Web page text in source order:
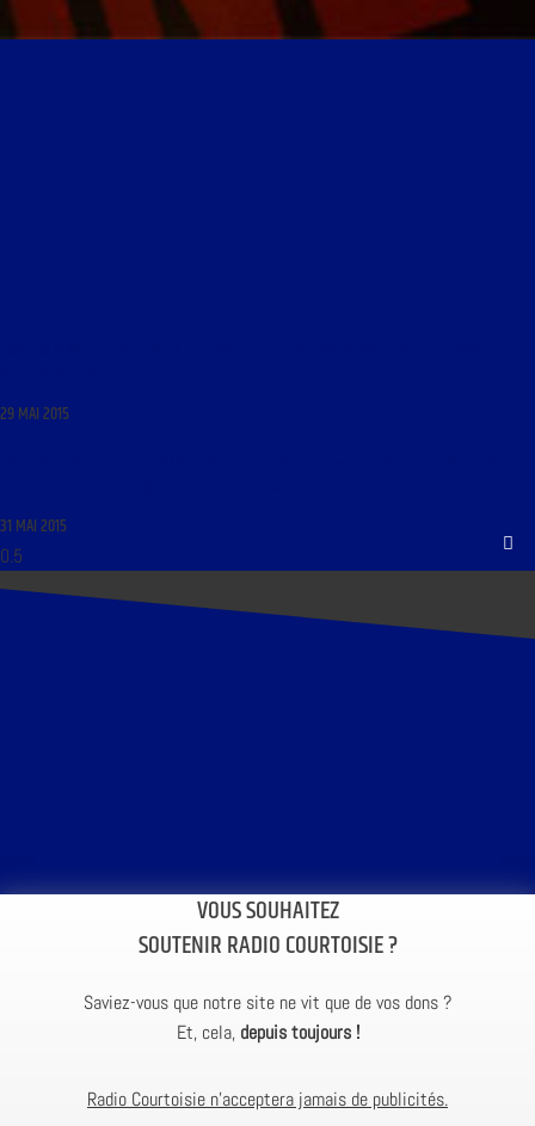
29 MAI 2015
31 MAI 2015
VOUS SOUHAITEZ
SOUTENIR RADIO COURTOISIE ?
Saviez-vous que notre site ne vit que de vos dons ?
Et, cela, depuis toujours !
Radio Courtoisie n’acceptera jamais de publicités.